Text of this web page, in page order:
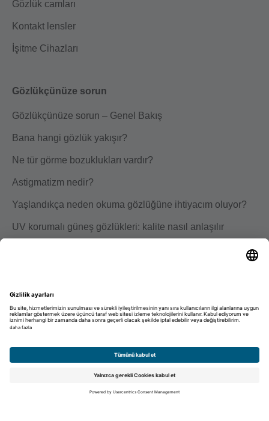
Gözlük camları
Kontakt lensler
İşitme Cihazları
Gözlükçünüze sorun
Gözlükçünüze sorun – Genel Bakış
Bana hangi gözlük yakışır?
Ne tür görme bozuklukları vardır?
Astigmatizm nedir?
Yaşlandıkça neden okuma gözlüğüne ihtiyacım oluyor?
UV korumalı güneş gözlükleri: kalite nasıl anlaşılır
Eğitim
Kariyer